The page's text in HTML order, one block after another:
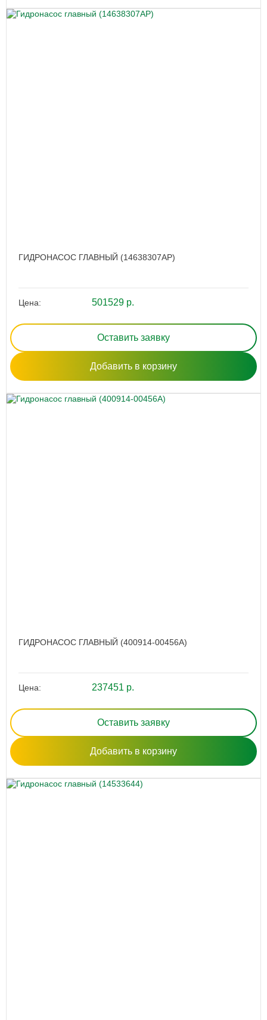
ГИДРОНАСОС ГЛАВНЫЙ (14638307AP)
Цена: 501529 р.
Оставить заявку
Добавить в корзину
ГИДРОНАСОС ГЛАВНЫЙ (400914-00456A)
Цена: 237451 р.
Оставить заявку
Добавить в корзину